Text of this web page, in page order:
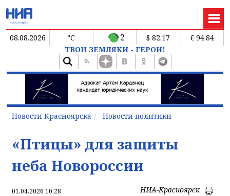
08.08.2026 °C 2 $ 82.17
€ 94.84
ТВОИ ЗЕМЛЯКИ - ГЕРОИ!
Новости Красноярска Новости политики
«Птицы» для защиты
неба Новороссии
01.04.2026 10:28 НИА-Красноярск